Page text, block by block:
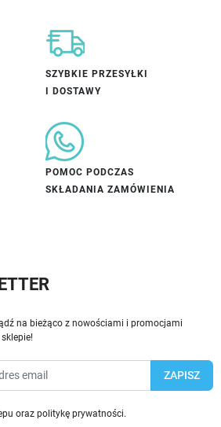
SZYBKIE PRZESYŁKI
I DOSTAWY
POMOC PODCZAS
SKŁADANIA ZAMÓWIENIA
na bieżąco z nowościami i promocjami
oraz politykę prywatności.